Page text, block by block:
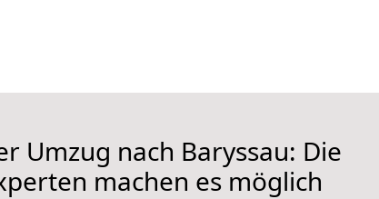
Umzug nach Baryssau: Die
machen es möglich